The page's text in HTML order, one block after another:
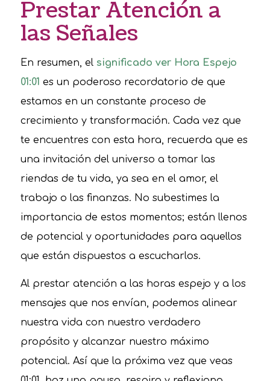
Prestar Atención a
las Señales
En resumen, el significado ver Hora Espejo
01:01 es un poderoso recordatorio de que
estamos en un constante proceso de
crecimiento y transformación. Cada vez que
te encuentres con esta hora, recuerda que es
una invitación del universo a tomar las
riendas de tu vida, ya sea en el amor, el
trabajo o las finanzas. No subestimes la
importancia de estos momentos; están llenos
de potencial y oportunidades para aquellos
que están dispuestos a escucharlos.
Al prestar atención a las horas espejo y a los
mensajes que nos envían, podemos alinear
nuestra vida con nuestro verdadero
propósito y alcanzar nuestro máximo
potencial. Así que la próxima vez que veas